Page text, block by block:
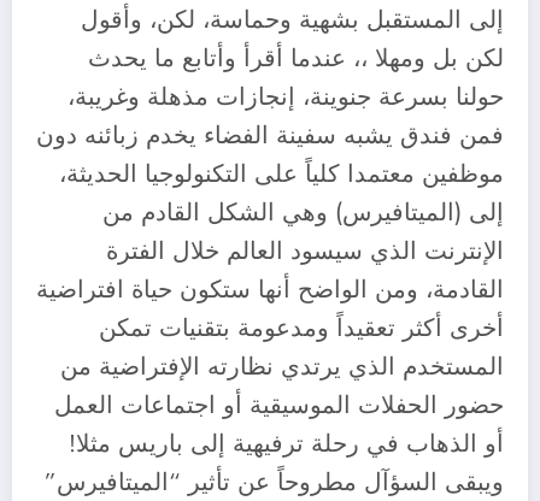
إلى المستقبل بشهية وحماسة، لكن، وأقول
لكن بل ومهلا ،، عندما أقرأ وأتابع ما يحدث
حولنا بسرعة جنوينة، إنجازات مذهلة وغريبة،
فمن فندق يشبه سفينة الفضاء يخدم زبائنه دون
موظفين معتمدا كلياً على التكنولوجيا الحديثة،
إلى (الميتافيرس) وهي الشكل القادم من
الإنترنت الذي سيسود العالم خلال الفترة
القادمة، ومن الواضح أنها ستكون حياة افتراضية
أخرى أكثر تعقيداً ومدعومة بتقنيات تمكن
المستخدم الذي يرتدي نظارته الإفتراضية من
حضور الحفلات الموسيقية أو اجتماعات العمل
أو الذهاب في رحلة ترفيهية إلى باريس مثلا!
ويبقى السؤآل مطروحاً عن تأثير “الميتافيرس”